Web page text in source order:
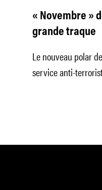
« Novembre »
grande traque
Le nouveau polar
service anti-